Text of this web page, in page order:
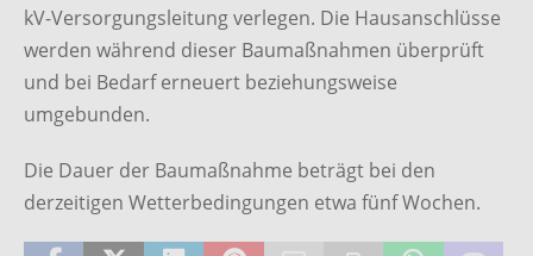
kV-Versorgungsleitung verlegen. Die Hausanschlüsse
werden während dieser Baumaßnahmen überprüft
und bei Bedarf erneuert beziehungsweise
umgebunden.
Die Dauer der Baumaßnahme beträgt bei den
derzeitigen Wetterbedingungen etwa fünf Wochen.